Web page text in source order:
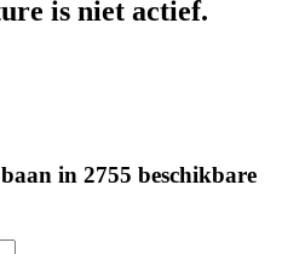
is niet actief.
in 2755 beschikbare